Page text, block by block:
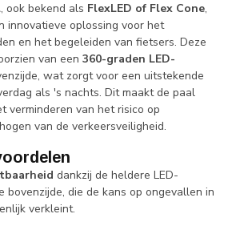
, ook bekend als FlexLED of Flex Cone,
innovatieve oplossing voor het
en het begeleiden van fietsers. Deze
van een 360-graden LED-
wat zorgt voor een uitstekende
als 's nachts. Dit maakt de paal
verminderen van het risico op
van de verkeersveiligheid.
dankzij de heldere LED-
bovenzijde, die de kans op ongevallen in
verkleint.